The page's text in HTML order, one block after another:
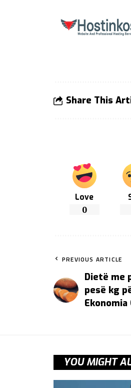
Share This
Love
0
PREVIOUS ARTICLE
Dietë me
pesë kg
Ekonomia
YOU MIGHT